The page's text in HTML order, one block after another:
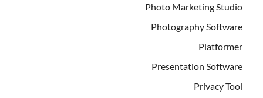
Photo Marketing Studio
Photography Software
Platformer
Presentation Software
Privacy Tool